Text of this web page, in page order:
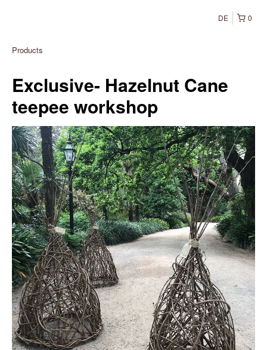
0
DE
Products
Exclusive- Hazelnut Cane
teepee workshop